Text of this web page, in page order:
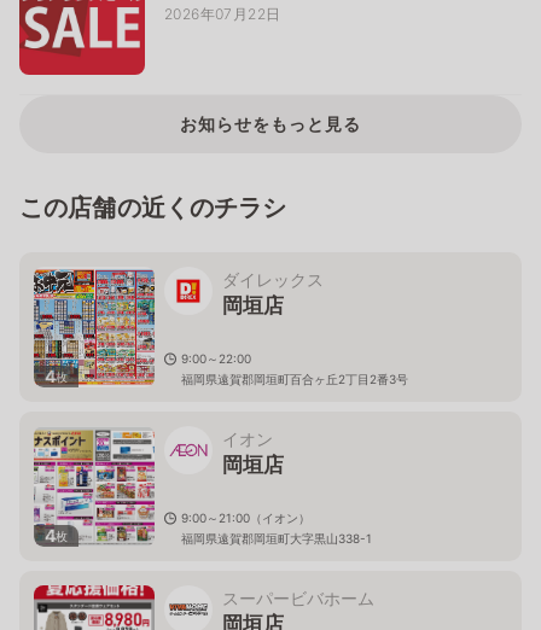
2026年07月22日
お知らせをもっと見る
この店舗の近くのチラシ
4枚
ダイレックス
岡垣店
9:00～22:00
福岡県遠賀郡岡垣町百合ヶ丘2丁目2番3号
4枚
イオン
岡垣店
9:00～21:00（イオン）
福岡県遠賀郡岡垣町大字黒山338-1
スーパービバホーム
岡垣店